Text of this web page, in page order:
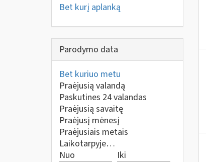
Bet kurį aplanką
Parodymo data
Bet kuriuo metu
Praėjusią valandą
Paskutines 24 valandas
Praėjusią savaitę
Praėjusį mėnesį
Praėjusiais metais
Laikotarpyje…
Nuo
Iki